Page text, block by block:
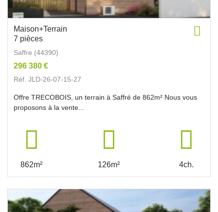
Maison+Terrain
7 pièces
Saffre (44390)
296 380 €
Réf. JLD-26-07-15-27
Offre TRECOBOIS, un terrain à Saffré de 862m² Nous vous
proposons à la vente...
862m² 126m² 4ch.